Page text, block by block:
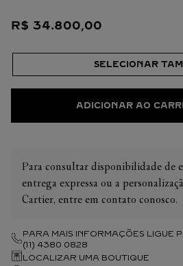
valorizar a harmonia da peça. É por
variações de uma criação a outra. Caso
informações adicionais sobre as
consultar as nossas equipes de
R$ 34.800,00
ADICIONAR AO
Para consultar disponibilidade de
entrega expressa ou a
Cartier, entre em contato conosco.
PARA MAIS INFORMAÇÕES LIGUE
(11) 4380 0828
LOCALIZAR UMA BOUTIQUE